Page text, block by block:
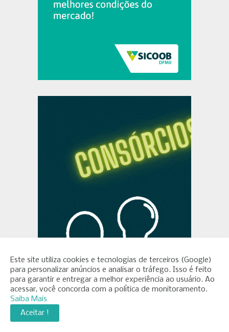
Este site utiliza cookies e tecnologias de terceiros (Google)
para personalizar anúncios e analisar o tráfego. Isso é feito
para garantir e entregar a melhor experiência ao usuário. Ao
acessar, você concorda com a política de monitoramento.
Saiba Mais
Aceitar !